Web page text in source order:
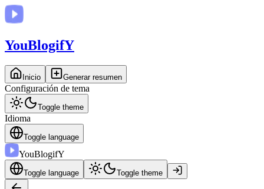
YouBlogifY
Inicio Generar resumen
Configuración de tema
Toggle theme
Idioma
Toggle language
YouBlogifY
Toggle language Toggle theme